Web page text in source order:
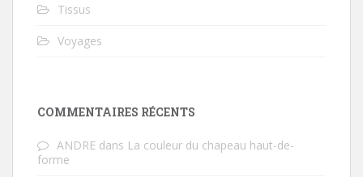
Tissus
Voyages
COMMENTAIRES RÉCENTS
ANDRE dans La couleur du chapeau haut-de-
forme